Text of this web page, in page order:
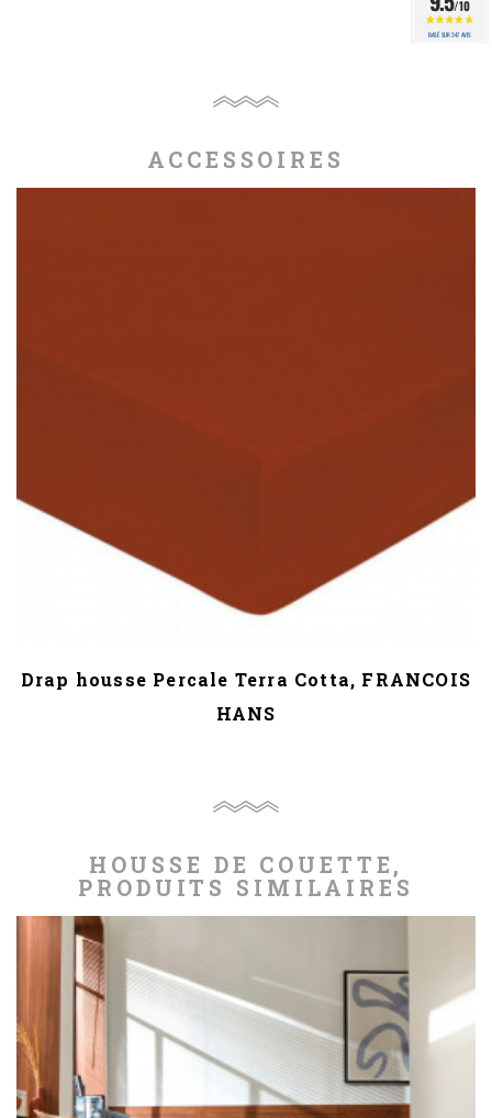
ACCESSOIRES
Drap housse Percale Terra Cotta, FRANCOIS
HANS
HOUSSE DE COUETTE,
PRODUITS SIMILAIRES
/10
BASÉ SUR 347 AVIS